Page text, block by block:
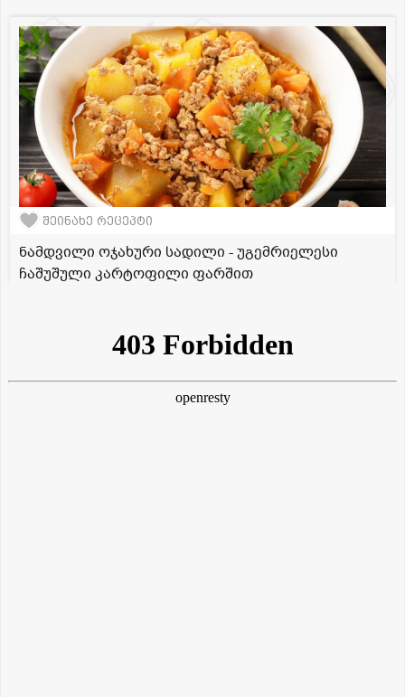
შეინახე რეცეპტი
ნამდვილი ოჯახური სადილი - უგემრიელესი
ჩაშუშული კარტოფილი ფარშით